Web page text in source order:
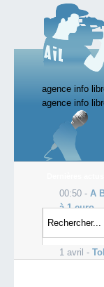
agence info
Close
Actualité
Starting
agence info
00:50 - A
à 1 euro
1 avril -
1 avril -